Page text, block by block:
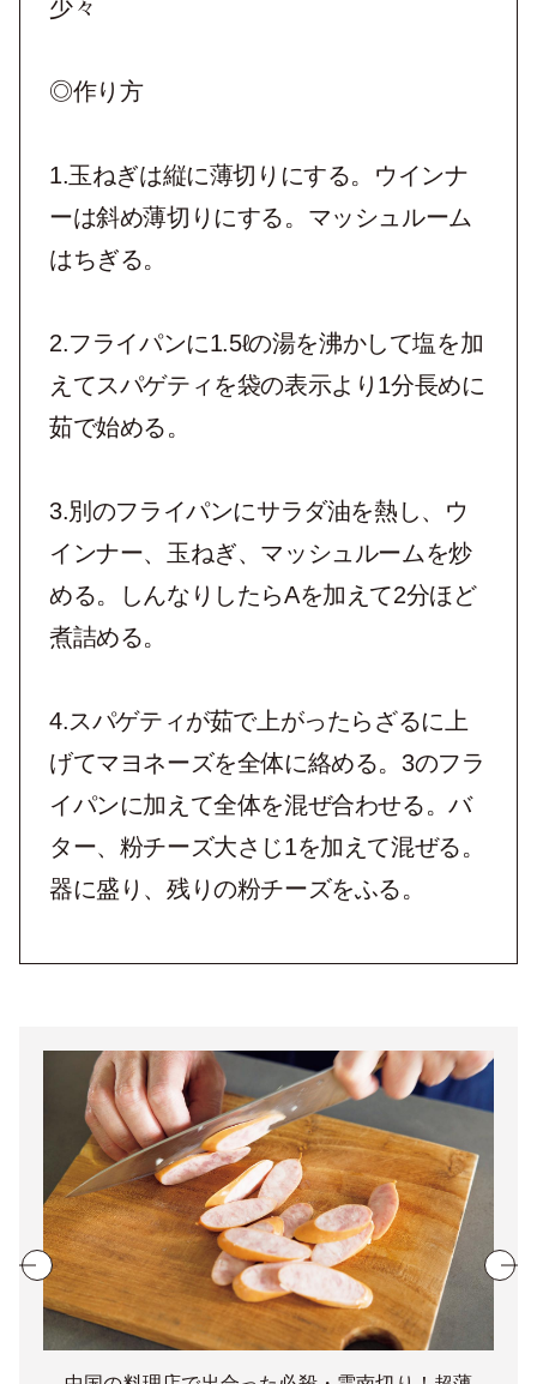
少々
◎作り方
1.玉ねぎは縦に薄切りにする。ウインナ
ーは斜め薄切りにする。マッシュルーム
はちぎる。
2.フライパンに1.5ℓの湯を沸かして塩を加
えてスパゲティを袋の表示より1分長めに
茹で始める。
3.別のフライパンにサラダ油を熱し、ウ
インナー、玉ねぎ、マッシュルームを炒
める。しんなりしたらAを加えて2分ほど
煮詰める。
4.スパゲティが茹で上がったらざるに上
げてマヨネーズを全体に絡める。3のフラ
イパンに加えて全体を混ぜ合わせる。バ
ター、粉チーズ大さじ1を加えて混ぜる。
器に盛り、残りの粉チーズをふる。